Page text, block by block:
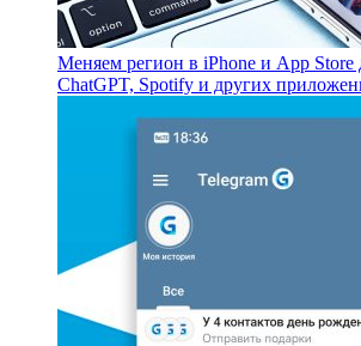
Меняем регион в iPhone и App Store
ChatGPT, Spotify и других